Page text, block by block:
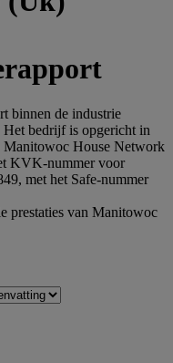
binnen de industrie
bedrijf is opgericht in
Manitowoc House Network
KVK-nummer voor
met het Safe-nummer
prestaties van Manitowoc